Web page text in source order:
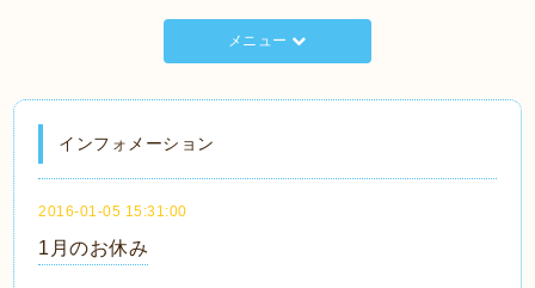
メニュー
インフォメーション
2016-01-05 15:31:00
1月のお休み